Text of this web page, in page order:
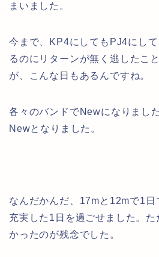
まいました。
今まで、KP4にしてもPJ4にし
るのにリターンが無く逃したこ
が、こんな日もあるんですね。
各々のバンドでNewになりまし
Newとなりました。
なんだかんだ、17mと12mで1日
充実した1日を過ごせました。
かったのが残念でした。